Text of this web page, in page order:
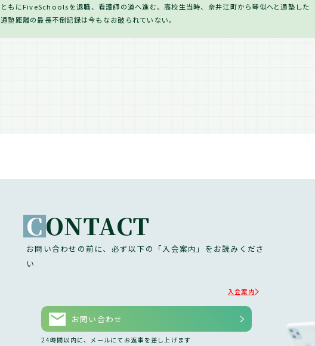
ともにFiveSchoolsを退職、看護師の道へ進む。高校生当時、奈井江町から琴似へと通塾した
通塾距離の最長不倒記録は今もなお破られていない。
CONTACT
お問い合わせの前に、必ず以下の「入会案内」をお読みくださ
い
入会案内
お問い合わせ
24時間以内に、メールにてお返事を差し上げます